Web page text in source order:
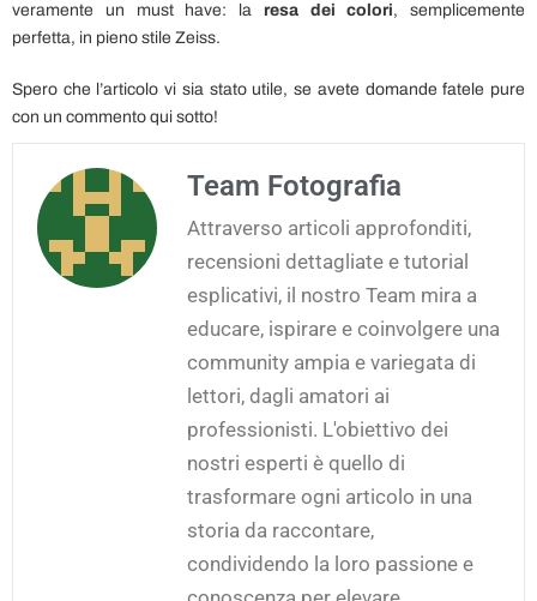
veramente un must have: la resa dei colori, semplicemente
perfetta, in pieno stile Zeiss.
Spero che l’articolo vi sia stato utile, se avete domande fatele pure
con un commento qui sotto!
Team Fotografia
Attraverso articoli approfonditi,
recensioni dettagliate e tutorial
esplicativi, il nostro Team mira a
educare, ispirare e coinvolgere una
community ampia e variegata di
lettori, dagli amatori ai
professionisti. L'obiettivo dei
nostri esperti è quello di
trasformare ogni articolo in una
storia da raccontare,
condividendo la loro passione e